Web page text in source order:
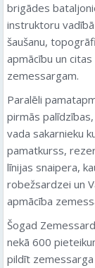
brigādes
instruktoru
šaušanu,
apmācību un
zemessargam.
Paralēli
pirmās
vada sakarnieku
pamatkurss,
līnijas snaipera,
robežsardzei un
apmācība
Šogad
nekā 600
pildīt zemessarga